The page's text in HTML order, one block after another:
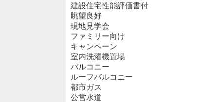
建設住宅性能評価書付
眺望良好
現地見学会
ファミリー向け
キャンペーン
室内洗濯機置場
バルコニー
ルーフバルコニー
都市ガス
公営水道